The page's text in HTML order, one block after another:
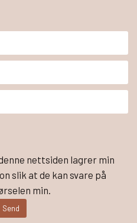
nettsiden lagrer min
slik at de kan svare på
min.